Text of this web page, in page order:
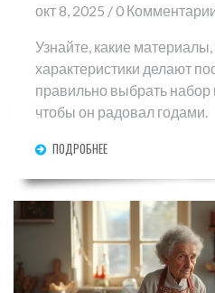
окт 8, 2025 / 0
Узнайте, какие
характеристики делают
правильно выбрать набор
чтобы он радовал годами.
ПОДРОБНЕЕ